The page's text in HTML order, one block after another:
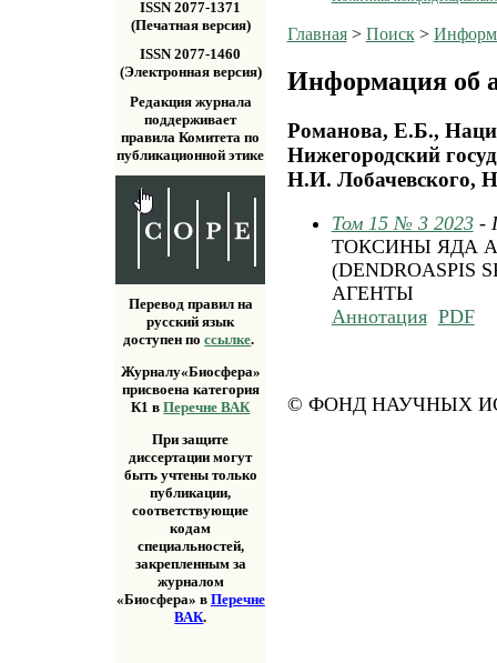
ISSN 2077-1371
(Печатная версия)
ISSN 2077-1460
(Электронная версия)
Редакция журнала
поддерживает
правила Комитета по
публикационной этике
Перевод правил на
русский язык
доступен поссылке.
Журналу«Биосфера»
присвоена категория
К1 вПеречне ВАК
При защите
диссертации могут
быть учтены только
публикации,
соответствующие
кодам
специальностей,
закрепленным за
журналом
«Биосфера» в Перечне
ВАК.
Главная> Поиск>
Информация об
Романова, Е.Б.,
Нижегородский
Н.И. Лобачевского,
Том 15 № 3 2023-
ТОКСИНЫ ЯДА
АГЕНТЫ
Аннотация PDF
© ФОНД НАУЧНЫХ